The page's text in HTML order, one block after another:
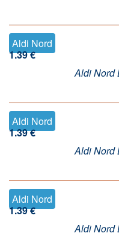
Aldi Nord
1.39 €
Aldi Nord
Aldi Nord
1.39 €
Aldi Nord
Aldi Nord
1.39 €
Aldi Nord